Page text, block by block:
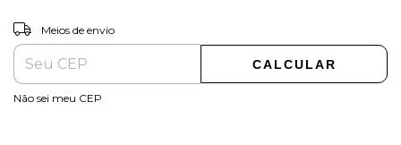
Entregas para o CEP:
Meios de envio
CALCULAR
Não sei meu CEP